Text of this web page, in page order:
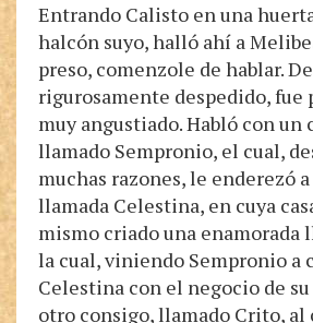
Entrando Calisto en una
halcón suyo, halló ahí a
preso, comenzole de hablar.
rigurosamente despedido, fue
muy angustiado. Habló con un
llamado Sempronio, el cual,
muchas razones, le enderezó
llamada Celestina, en cuya
mismo criado una enamorada
la cual, viniendo Sempronio a
Celestina con el negocio de
otro consigo, llamado Crito, al